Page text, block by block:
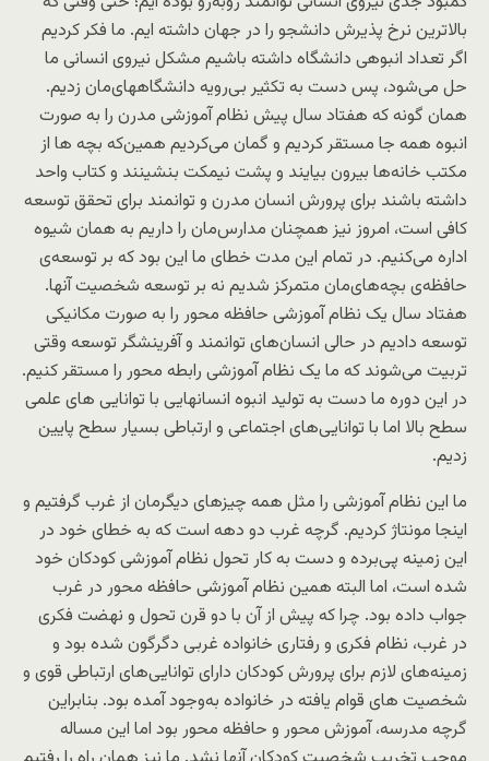
بالاترین نرخ پذیرش دانشجو را در جهان داشته ایم. ما فکر کردیم
اگر تعداد انبوهی دانشگاه داشته باشیم مشکل نیروی انسانی ما
حل می‌شود، پس دست به تکثیر بی‌رویه دانشگاههای‌مان زدیم.
همان گونه که هفتاد سال پیش نظام آموزشی مدرن را به صورت
انبوه همه جا مستقر کردیم و گمان می‌کردیم همین‌که بچه ‌ها از
مکتب خانه‌ها بیرون بیایند و پشت نیمکت بنشینند و کتاب واحد
داشته باشند برای پرورش انسان مدرن و توانمند برای تحقق توسعه
کافی است، امروز نیز همچنان مدارس‌مان را داریم به همان شیوه
اداره می‌کنیم. در تمام این مدت خطای ما این بود که بر توسعه‌ی
حافظه‌ی بچه‌های‌مان متمرکز شدیم نه بر توسعه شخصیت آنها.
هفتاد سال یک نظام آموزشی حافظه محور را به صورت مکانیکی
توسعه دادیم در حالی انسان‌های توانمند و آفرینشگر توسعه وقتی
تربیت می‌شوند که ما یک نظام آموزشی رابطه محور را مستقر کنیم.
در این دوره ما دست به تولید انبوه انسانهایی با توانایی های علمی
سطح بالا اما با توانایی‌های اجتماعی و ارتباطی بسیار سطح پایین
زدیم.
ما این نظام آموزشی را مثل همه چیزهای دیگرمان از غرب گرفتیم و
اینجا مونتاژ کردیم. گرچه غرب دو دهه است که به خطای خود در
این زمینه پی‌برده و دست به کار تحول نظام آموزشی کودکان خود
شده است، اما البته همین نظام آموزشی حافظه محور در غرب
جواب داده بود. چرا که پیش از آن با دو قرن تحول و نهضت فکری
در غرب، نظام فکری و رفتاری خانواده غربی دگرگون شده بود و
زمینه‌های لازم برای پرورش کودکان دارای توانایی‌های ارتباطی قوی و
شخصیت های قوام یافته در خانواده به‌وجود آمده بود. بنابراین
گرچه مدرسه، آموزش محور و حافظه محور بود اما این مساله